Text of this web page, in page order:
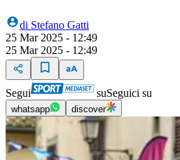
di Stefano Gatti
25 Mar 2025 - 12:49
25 Mar 2025 - 12:49
Segui suSeguici su
whatsapp discover